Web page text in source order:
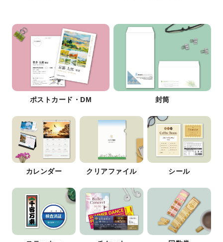
ポストカード・DM 封筒
カレンダー クリアファイル シール